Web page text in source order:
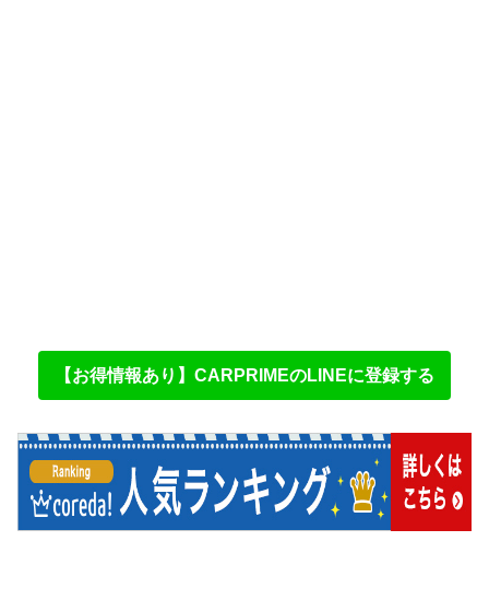
【お得情報あり】CARPRIMEのLINEに登録する